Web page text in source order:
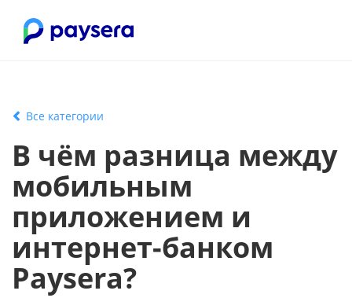
Все категории
В чём разница между
мобильным
приложением и
интернет-банком
Paysera?